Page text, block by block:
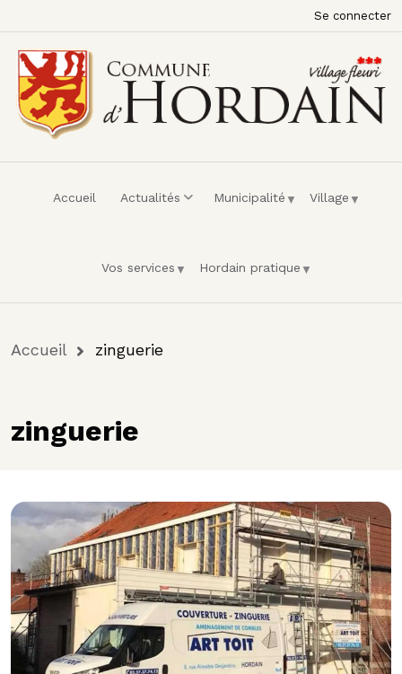
Menu du compte de l'utilisateur
Se connecter
Accueil Actualités Municipalité Village
Vos services Hordain pratique
Fil d'Ariane
Accueil zinguerie
zinguerie